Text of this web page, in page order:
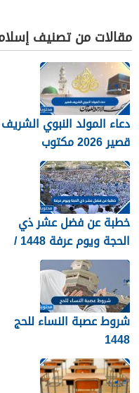
مقالات من تصنيف
دعاء المولد النبوي الشريف
قصير 2026 مكتوب
خطبة عن فضل عشر ذي
الحجة ويوم عرفة 1448 /
2026
شروط عصبة النساء للحج
1448